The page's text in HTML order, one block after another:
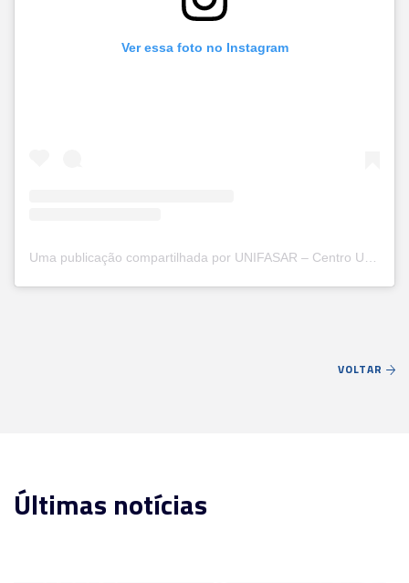
Ver essa foto no Instagram
Uma publicação compartilhada por UNIFASAR – Centro Universitário Santa Rita (@unifasar)
VOLTAR
Últimas notícias